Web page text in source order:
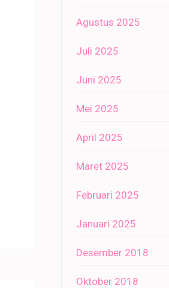
Agustus 2025
Juli 2025
Juni 2025
Mei 2025
April 2025
Maret 2025
Februari 2025
Januari 2025
Desember 2018
Oktober 2018